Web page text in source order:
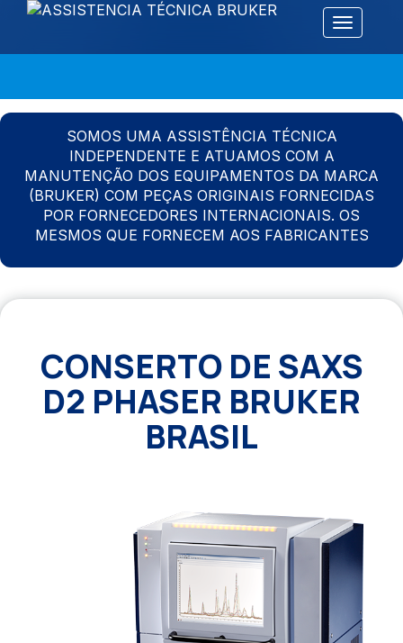
Alternar
SOMOS UMA ASSISTÊNCIA TÉCNICA
INDEPENDENTE E ATUAMOS COM A
MANUTENÇÃO DOS EQUIPAMENTOS DA MARCA
(BRUKER) COM PEÇAS ORIGINAIS FORNECIDAS
POR FORNECEDORES INTERNACIONAIS. OS
MESMOS QUE FORNECEM AOS FABRICANTES
CONSERTO DE SAXS
D2 PHASER BRUKER
BRASIL